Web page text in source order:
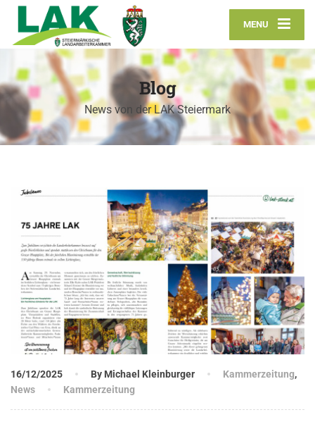
MENU
Blog
News von der LAK Steiermark
16/12/2025 By Michael Kleinburger Kammerzeitung,
News
Kammerzeitung